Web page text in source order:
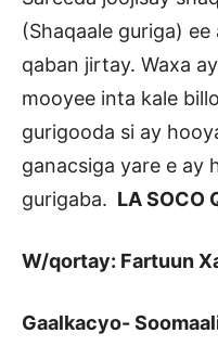
(Shaqaale guriga)
qaban jirtay. Waxa
mooyee inta kale
gurigooda si ay
ganacsiga yare e ay
gurigaba. LA SOCO
W/qortay: Fartuun
Gaalkacyo-